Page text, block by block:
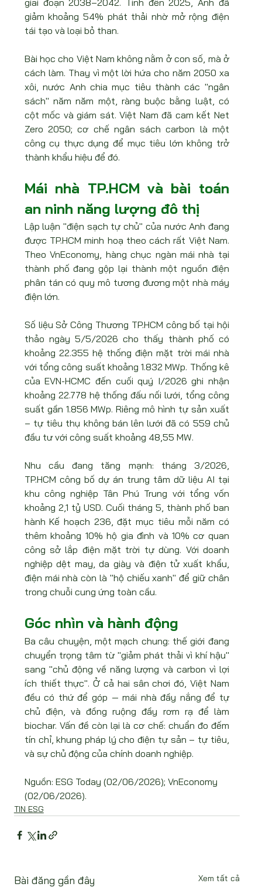
giảm khoảng 54% phát thải nhờ mở rộng điện
tái tạo và loại bỏ than.
Bài học cho Việt Nam không nằm ở con số, mà ở
cách làm. Thay vì một lời hứa cho năm 2050 xa
xôi, nước Anh chia mục tiêu thành các "ngân
sách" năm năm một, ràng buộc bằng luật, có
cột mốc và giám sát. Việt Nam đã cam kết Net
Zero 2050; cơ chế ngân sách carbon là một
công cụ thực dụng để mục tiêu lớn không trở
thành khẩu hiệu để đó.
Mái nhà TP.HCM và bài toán
an ninh năng lượng đô thị
Lập luận "điện sạch tự chủ" của nước Anh đang
được TP.HCM minh hoạ theo cách rất Việt Nam.
Theo VnEconomy, hàng chục ngàn mái nhà tại
thành phố đang gộp lại thành một nguồn điện
phân tán có quy mô tương đương một nhà máy
điện lớn.
Số liệu Sở Công Thương TP.HCM công bố tại hội
thảo ngày 5/5/2026 cho thấy thành phố có
khoảng 22.355 hệ thống điện mặt trời mái nhà
với tổng công suất khoảng 1.832 MWp. Thống kê
của EVN-HCMC đến cuối quý I/2026 ghi nhận
khoảng 22.778 hệ thống đấu nối lưới, tổng công
suất gần 1.856 MWp. Riêng mô hình tự sản xuất
– tự tiêu thụ không bán lên lưới đã có 559 chủ
đầu tư với công suất khoảng 48,55 MW.
Nhu cầu đang tăng mạnh: tháng 3/2026,
TP.HCM công bố dự án trung tâm dữ liệu AI tại
khu công nghiệp Tân Phú Trung với tổng vốn
khoảng 2,1 tỷ USD. Cuối tháng 5, thành phố ban
hành Kế hoạch 236, đặt mục tiêu mỗi năm có
thêm khoảng 10% hộ gia đình và 10% cơ quan
công sở lắp điện mặt trời tự dùng. Với doanh
nghiệp dệt may, da giày và điện tử xuất khẩu,
điện mái nhà còn là "hộ chiếu xanh" để giữ chân
trong chuỗi cung ứng toàn cầu.
Góc nhìn và hành động
Ba câu chuyện, một mạch chung: thế giới đang
chuyển trọng tâm từ "giảm phát thải vì khí hậu"
sang "chủ động về năng lượng và carbon vì lợi
ích thiết thực". Ở cả hai sân chơi đó, Việt Nam
đều có thứ để góp — mái nhà đầy nắng để tự
chủ điện, và đồng ruộng đầy rơm rạ để làm
biochar. Vấn đề còn lại là cơ chế: chuẩn đo đếm
tín chỉ, khung pháp lý cho điện tự sản – tự tiêu,
và sự chủ động của chính doanh nghiệp.
Nguồn: ESG Today (02/06/2026); VnEconomy
(02/06/2026).
TIN ESG
Bài đăng gần đây Xem tất cả